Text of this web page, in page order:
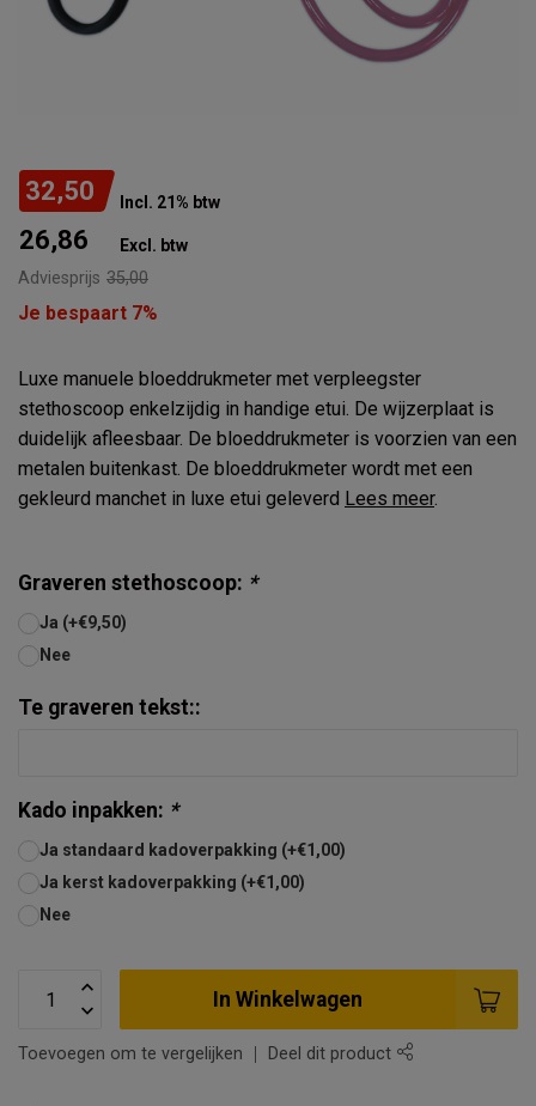
32,50 Incl. 21% btw
26,86 Excl. btw
Adviesprijs 35,00
Je bespaart 7%
Luxe manuele bloeddrukmeter met verpleegster
stethoscoop enkelzijdig in handige etui. De wijzerplaat is
duidelijk afleesbaar. De bloeddrukmeter is voorzien van een
metalen buitenkast. De bloeddrukmeter wordt met een
gekleurd manchet in luxe etui geleverd Lees meer.
Graveren stethoscoop: *
Ja (+€9,50)
Nee
Te graveren tekst::
Kado inpakken: *
Ja standaard kadoverpakking (+€1,00)
Ja kerst kadoverpakking (+€1,00)
Nee
In Winkelwagen
Toevoegen om te vergelijken Deel dit product